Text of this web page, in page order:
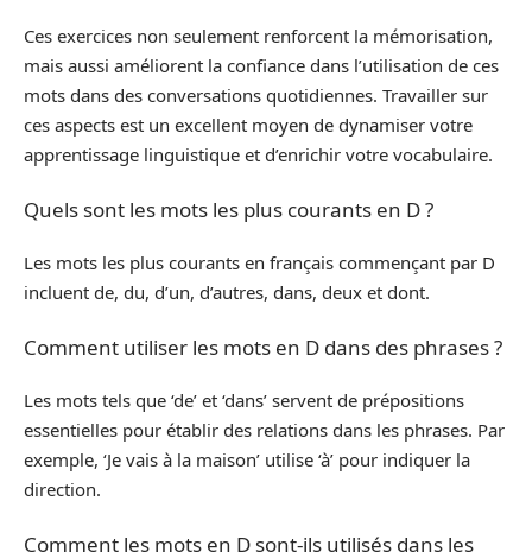
Ces exercices non seulement renforcent la mémorisation,
mais aussi améliorent la confiance dans l’utilisation de ces
mots dans des conversations quotidiennes. Travailler sur
ces aspects est un excellent moyen de dynamiser votre
apprentissage linguistique et d’enrichir votre vocabulaire.
Quels sont les mots les plus courants en D ?
Les mots les plus courants en français commençant par D
incluent de, du, d’un, d’autres, dans, deux et dont.
Comment utiliser les mots en D dans des phrases ?
Les mots tels que ‘de’ et ‘dans’ servent de prépositions
essentielles pour établir des relations dans les phrases. Par
exemple, ‘Je vais à la maison’ utilise ‘à’ pour indiquer la
direction.
Comment les mots en D sont-ils utilisés dans les